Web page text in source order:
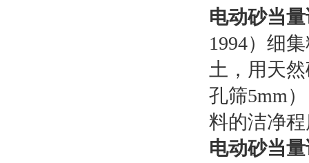
电动砂当
1994）细
土，用天
孔筛5mm
料的洁净
电动砂当